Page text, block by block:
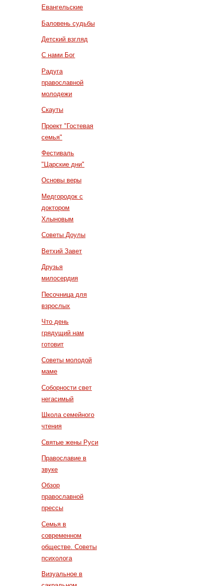
Евангельские
Баловень судьбы
Детский взгляд
С нами Бог
Радуга
православной
молодежи
Скауты
Проект "Гостевая
семья"
Фестиваль
"Царские дни"
Основы веры
Медгородок с
доктором
Хлыновым
Советы Доулы
Ветхий Завет
Друзья
милосердия
Песочница для
взрослых
Что день
грядущий нам
готовит
Советы молодой
маме
Соборности свет
негасимый
Школа семейного
чтения
Святые жены Руси
Православие в
звуке
Обзор
православной
прессы
Семья в
современном
обществе. Советы
психолога
Визуальное в